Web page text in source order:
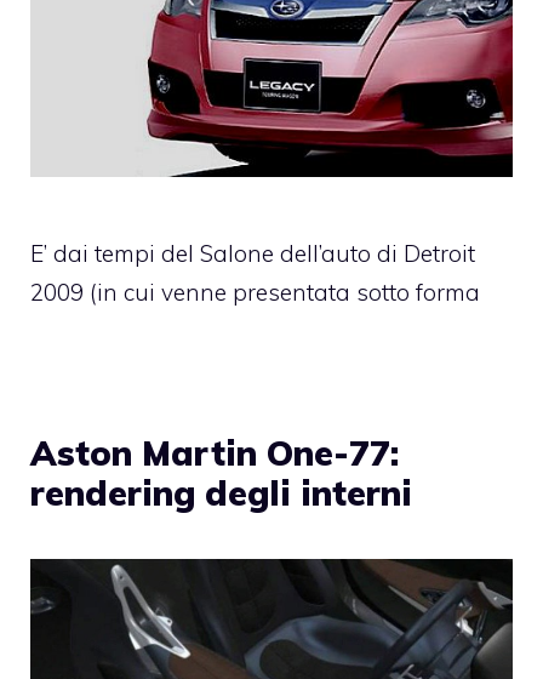
E’ dai tempi del Salone dell’auto di Detroit
2009 (in cui venne presentata sotto forma
Aston Martin One-77:
rendering degli interni